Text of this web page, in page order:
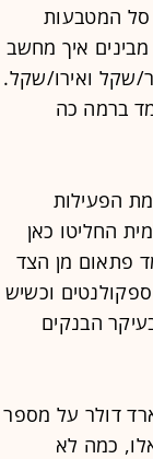
סל המטבעות
איך מחשב
שקל ואירו/שקל.
נסחר הצמד ברמה כה
הפעילות
החליטו כאן
פתאום מן הצד
וכשיש
הבנקים
לאחר שהוטל קנס חסר תקדים בגובה 5 מיליארד דולר על מספר
כמה לא